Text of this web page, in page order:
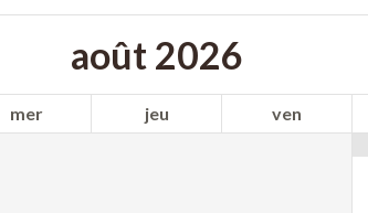
août 2026
mer jeu ven